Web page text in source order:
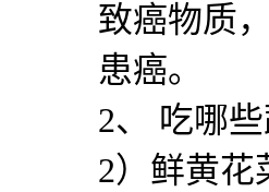
致癌物质
患癌。
2、 吃哪些
2）鲜黄花